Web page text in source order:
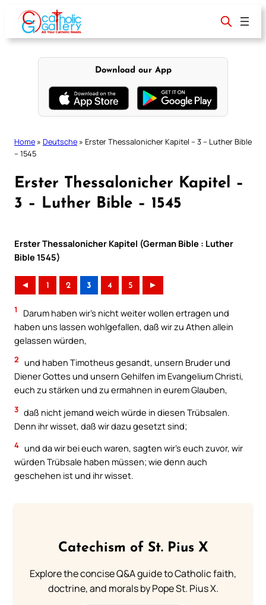
content
Download our App
Home » Deutsche » Erster Thessalonicher Kapitel – 3 – Luther Bible
– 1545
Erster Thessalonicher Kapitel –
3 – Luther Bible – 1545
Erster Thessalonicher Kapitel (German Bible : Luther
Bible 1545)
◄ 1 2 3 4 5 ►
1
Darum haben wir’s nicht weiter wollen ertragen und
haben uns lassen wohlgefallen, daß wir zu Athen allein
gelassen würden,
2 und haben Timotheus gesandt, unsern Bruder und
Diener Gottes und unsern Gehilfen im Evangelium Christi,
euch zu stärken und zu ermahnen in eurem Glauben,
3 daß nicht jemand weich würde in diesen Trübsalen.
Denn ihr wisset, daß wir dazu gesetzt sind;
4 und da wir bei euch waren, sagten wir’s euch zuvor, wir
würden Trübsale haben müssen; wie denn auch
geschehen ist und ihr wisset.
Catechism of St. Pius X
Explore the concise Q&A guide to Catholic faith,
doctrine, and morals by Pope St. Pius X.